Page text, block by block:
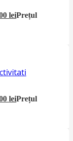
leiPrețul
leiPrețul